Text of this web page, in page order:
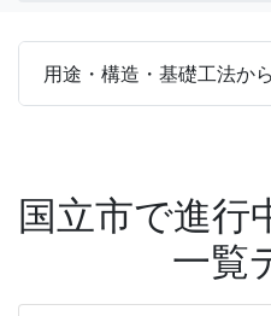
用途・構造・基礎工法か
国立市で進行
一覧